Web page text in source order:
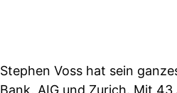
Stephen Voss hat sein
Bank, AIG und Zurich. Mit